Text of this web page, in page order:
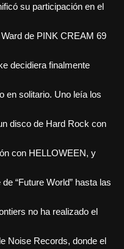
su participación en el
de PINK CREAM 69
decidiera finalmente
en solitario. Uno leía los
disco de Hard Rock con
con HELLOWEEN, y
“Future World” hasta las
no ha realizado el
Noise Records, donde el